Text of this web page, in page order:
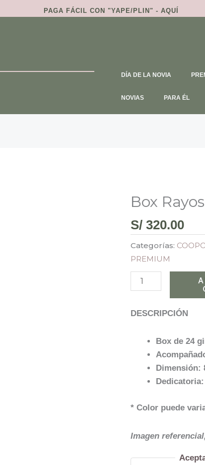
PAGA FÁCIL CON "YAPE/PLIN" - AQUÍ
DÍA DE LA NOVIA
NOVIAS PARA ÉL
Box
S/320.00
Categorías:
PREMIUM
Box
de
cantidad
DESCRIPCIÓN
Box de 24
Dimensión:
* Color puede
Imagen